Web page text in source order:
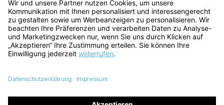
Service & Beratung
Informationen